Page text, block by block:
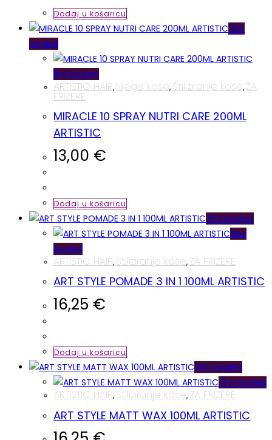
Dodaj u košaricu
Brzi
pogled
Brzi pogled
ARTISTIC HAIR, Njega kose, Stiliziranje kose, ZA
FRIZERE
MIRACLE 10 SPRAY NUTRI CARE 200ML
ARTISTIC
13,00 €
Dodaj u košaricu
Brzi pogled
Brzi
pogled
ARTISTIC HAIR, Stiliziranje kose, ZA FRIZERE
ART STYLE POMADE 3 IN 1 100ML ARTISTIC
16,25 €
Dodaj u košaricu
Brzi pogled
Brzi pogled
ARTISTIC HAIR, Stiliziranje kose, ZA FRIZERE
ART STYLE MATT WAX 100ML ARTISTIC